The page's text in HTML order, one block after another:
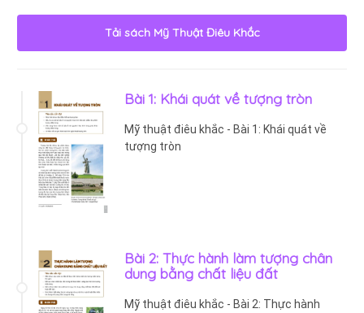
Tải sách Mỹ Thuật Điêu Khắc
Bài 1: Khái quát về tượng tròn
Mỹ thuật điêu khắc - Bài 1: Khái quát về
tượng tròn
Bài 2: Thực hành làm tượng chân
dung bằng chất liệu đất
Mỹ thuật điêu khắc - Bài 2: Thực hành